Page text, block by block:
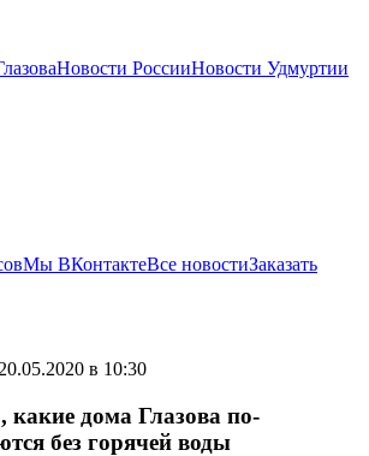
Новости РоссииНовости Удмуртии
Мы ВКонтактеВсе новостиЗаказать
20.05.2020 в 10:30
какие дома Глазова по-
без горячей воды